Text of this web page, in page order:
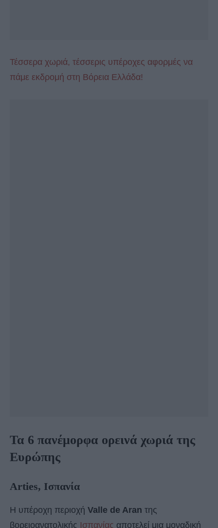
Τέσσερα χωριά, τέσσερις υπέροχες αφορμές να
πάμε εκδρομή στη Βόρεια Ελλάδα!
Τα 6 πανέμορφα ορεινά χωριά της
Ευρώπης
Arties, Ισπανία
Η υπέροχη περιοχή Valle de Aran της
βορειοανατολικής Ισπανίας αποτελεί μια μοναδική